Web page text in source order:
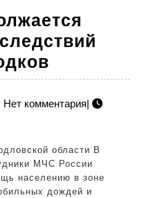
Урале
дождевых
паводков
Нет комментария|
области В
МЧС России
населению в зоне
дождей и